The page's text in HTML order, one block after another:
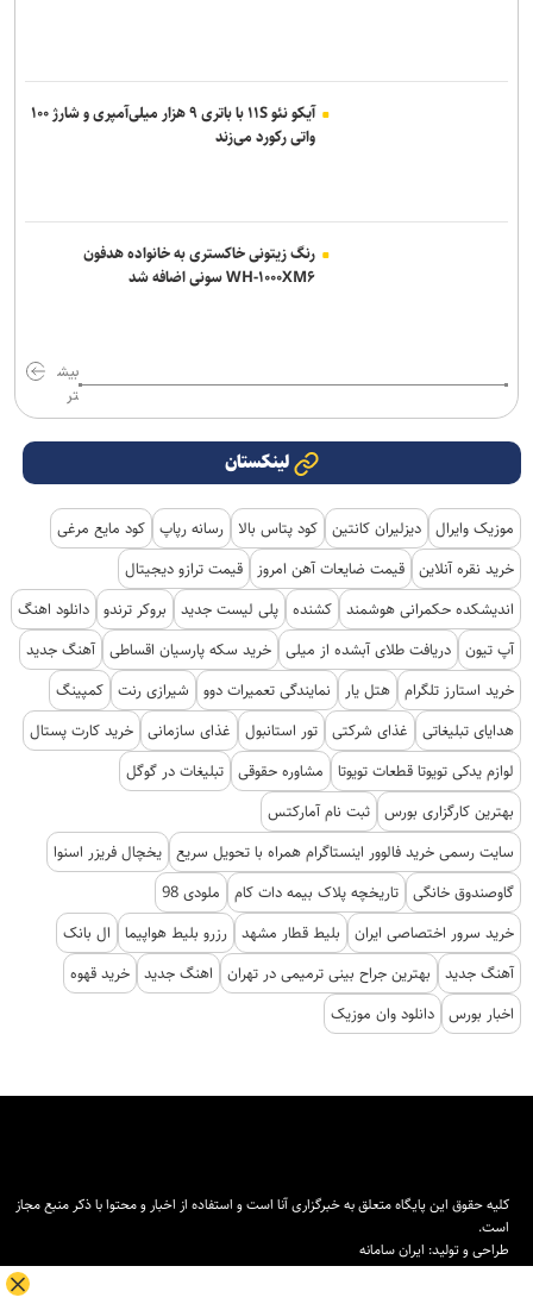
آیکو نئو ۱۱S با باتری ۹ هزار میلی‌آمپری و شارژ ۱۰۰
واتی رکورد می‌زند
رنگ زیتونی خاکستری به خانواده هدفون
WH-۱۰۰۰XM۶ سونی اضافه شد
بیش
تر
لینکستان
موزیک وایرال دیزلیران کانتین کود پتاس بالا رسانه رپاپ کود مایع مرغی
خرید نقره آنلاین قیمت ضایعات آهن امروز
قیمت ترازو دیجیتال
اندیشکده حکمرانی هوشمند کشنده پلی لیست جدید بروکر ترندو دانلود اهنگ
آپ تیون دریافت طلای آبشده از میلی خرید سکه پارسیان اقساطی آهنگ جدید
خرید استارز تلگرام هتل یار نمایندگی تعمیرات دوو شیرازی رنت کمپینگ
هدایای تبلیغاتی
غذای شرکتی تور استانبول غذای سازمانی خرید کارت پستال
لوازم یدکی تویوتا قطعات تویوتا
مشاوره حقوقی تبلیغات در گوگل
بهترین کارگزاری بورس ثبت نام آمارکتس
سایت رسمی خرید فالوور اینستاگرام همراه با تحویل سریع یخچال فریزر اسنوا
گاوصندوق خانگی تاریخچه پلاک بیمه دات کام
ملودی 98
خرید سرور اختصاصی ایران
بلیط قطار مشهد رزرو بلیط هواپیما
ال بانک
آهنگ جدید
بهترین جراح بینی ترمیمی در تهران اهنگ جدید خرید قهوه
اخبار بورس دانلود وان موزیک
کلیه حقوق این پایگاه متعلق به خبرگزاری آنا است و استفاده از اخبار و محتوا با ذکر منبع مجاز
است.
طراحی و تولید: ایران سامانه